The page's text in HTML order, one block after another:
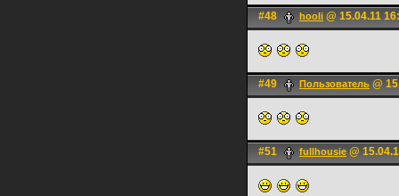
#48 hooli @ 15.04.11
#49 Пользователь @
#51 fullhousie @